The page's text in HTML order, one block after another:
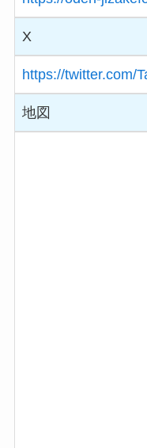
X
https://twitter.com/
地図